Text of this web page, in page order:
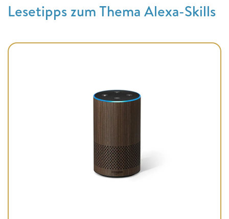
Lesetipps zum Thema Alexa-Skills